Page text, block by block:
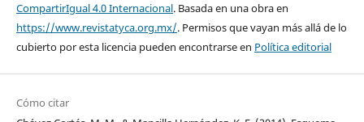
CompartirIgual 4.0 Internacional. Basada en una obra en
https://www.revistatyca.org.mx/. Permisos que vayan más allá de lo
cubierto por esta licencia pueden encontrarse en Política editorial
Cómo citar